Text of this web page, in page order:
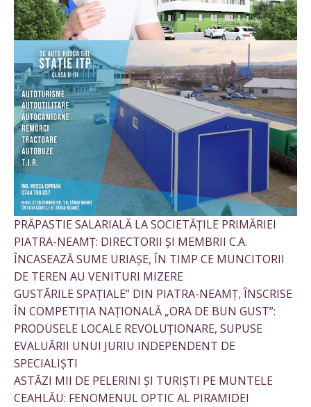
PRĂPASTIE SALARIALĂ LA SOCIETĂȚILE PRIMĂRIEI
PIATRA-NEAMȚ: DIRECTORII ȘI MEMBRII C.A.
ÎNCASEAZĂ SUME URIAȘE, ÎN TIMP CE MUNCITORII
DE TEREN AU VENITURI MIZERE
GUSTĂRILE SPAȚIALE” DIN PIATRA-NEAMȚ, ÎNSCRISE
ÎN COMPETIȚIA NAȚIONALĂ „ORA DE BUN GUST”:
PRODUSELE LOCALE REVOLUȚIONARE, SUPUSE
EVALUĂRII UNUI JURIU INDEPENDENT DE
SPECIALIȘTI
ASTĂZI MII DE PELERINI ȘI TURIȘTI PE MUNTELE
CEAHLĂU: FENOMENUL OPTIC AL PIRAMIDEI